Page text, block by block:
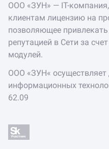
ООО «ЗУН» — IT-
клиентам лицензию на
позволяющее
репутацией в Сети за
модулей.
ООО «ЗУН« осуществляет
информационных
62.09